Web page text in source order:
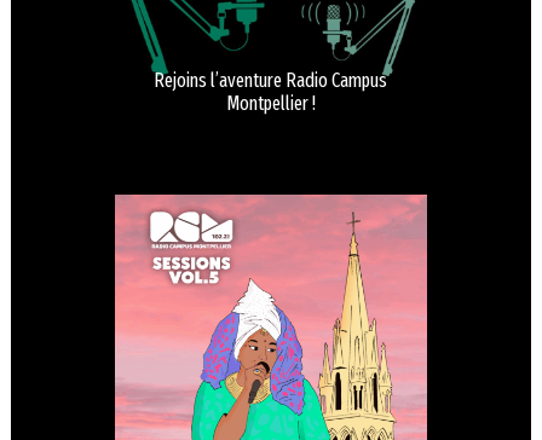
Rejoins l’aventure Radio Campus
Montpellier !